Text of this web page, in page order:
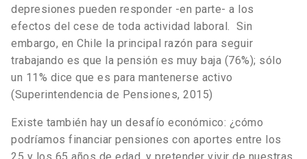
depresiones pueden responder -en parte- a los
efectos del cese de toda actividad laboral. Sin
embargo, en Chile la principal razón para seguir
trabajando es que la pensión es muy baja (76%); sólo
un 11% dice que es para mantenerse activo
(Superintendencia de Pensiones, 2015)
Existe también hay un desafío económico: ¿cómo
podríamos financiar pensiones con aportes entre los